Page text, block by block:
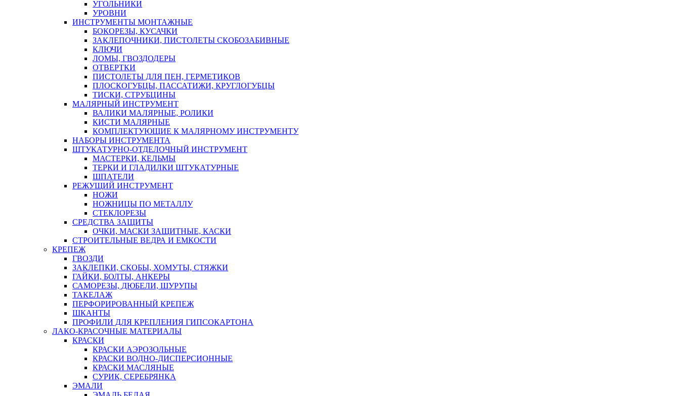
УГОЛЬНИКИ
УРОВНИ
ИНСТРУМЕНТЫ МОНТАЖНЫЕ
БОКОРЕЗЫ, КУСАЧКИ
ЗАКЛЕПОЧНИКИ, ПИСТОЛЕТЫ СКОБОЗАБИВНЫЕ
КЛЮЧИ
ЛОМЫ, ГВОЗДОДЕРЫ
ОТВЕРТКИ
ПИСТОЛЕТЫ ДЛЯ ПЕН, ГЕРМЕТИКОВ
ПЛОСКОГУБЦЫ, ПАССАТИЖИ, КРУГЛОГУБЦЫ
ТИСКИ, СТРУБЦИНЫ
МАЛЯРНЫЙ ИНСТРУМЕНТ
ВАЛИКИ МАЛЯРНЫЕ, РОЛИКИ
КИСТИ МАЛЯРНЫЕ
КОМПЛЕКТУЮЩИЕ К МАЛЯРНОМУ ИНСТРУМЕНТУ
НАБОРЫ ИНСТРУМЕНТА
ШТУКАТУРНО-ОТДЕЛОЧНЫЙ ИНСТРУМЕНТ
МАСТЕРКИ, КЕЛЬМЫ
ТЕРКИ И ГЛАДИЛКИ ШТУКАТУРНЫЕ
ШПАТЕЛИ
РЕЖУЩИЙ ИНСТРУМЕНТ
НОЖИ
НОЖНИЦЫ ПО МЕТАЛЛУ
СТЕКЛОРЕЗЫ
СРЕДСТВА ЗАЩИТЫ
ОЧКИ, МАСКИ ЗАЩИТНЫЕ, КАСКИ
СТРОИТЕЛЬНЫЕ ВЕДРА И ЕМКОСТИ
КРЕПЕЖ
ГВОЗДИ
ЗАКЛЕПКИ, СКОБЫ, ХОМУТЫ, СТЯЖКИ
ГАЙКИ, БОЛТЫ, АНКЕРЫ
САМОРЕЗЫ, ДЮБЕЛИ, ШУРУПЫ
ТАКЕЛАЖ
ПЕРФОРИРОВАННЫЙ КРЕПЕЖ
ШКАНТЫ
ПРОФИЛИ ДЛЯ КРЕПЛЕНИЯ ГИПСОКАРТОНА
ЛАКО-КРАСОЧНЫЕ МАТЕРИАЛЫ
КРАСКИ
КРАСКИ АЭРОЗОЛЬНЫЕ
КРАСКИ ВОДНО-ДИСПЕРСИОННЫЕ
КРАСКИ МАСЛЯНЫЕ
СУРИК, СЕРЕБРЯНКА
ЭМАЛИ